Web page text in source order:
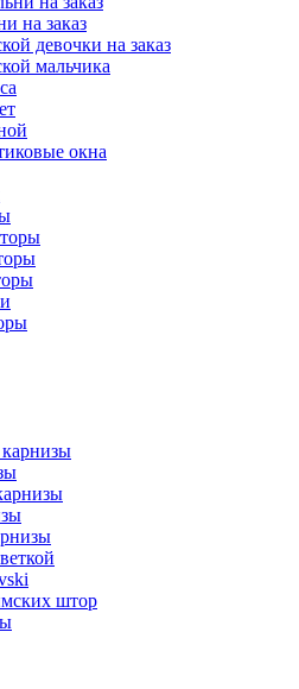
на заказ
девочки на заказ
мальчика
окна
штор